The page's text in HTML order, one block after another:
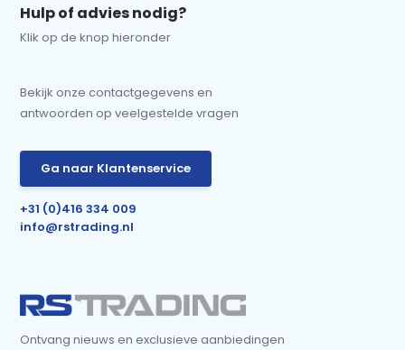
Hulp of advies nodig?
Klik op de knop hieronder
Bekijk onze contactgegevens en
antwoorden op veelgestelde vragen
Ga naar Klantenservice
+31 (0)416 334 009
info@rstrading.nl
Ontvang nieuws en exclusieve aanbiedingen